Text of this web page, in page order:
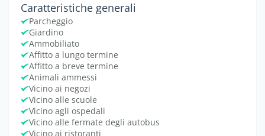
Caratteristiche generali
Parcheggio
Giardino
Ammobiliato
Affitto a lungo termine
Affitto a breve termine
Animali ammessi
Vicino ai negozi
Vicino alle scuole
Vicino agli ospedali
Vicino alle fermate degli autobus
Vicino ai ristoranti